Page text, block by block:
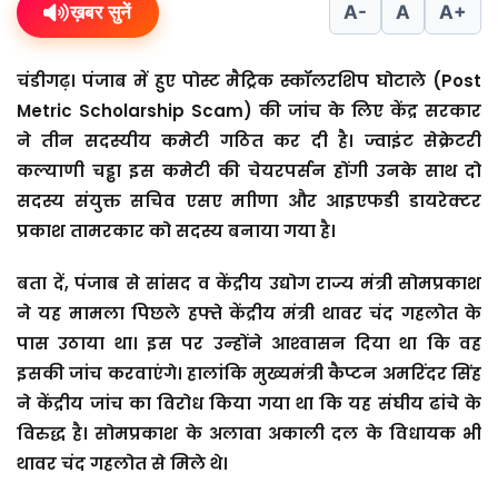
ख़बर सुनें A- A A+
चंडीगढ़। पंजाब में हुए पोस्ट मैट्रिक स्कॉलरशिप घोटाले (Post
Metric Scholarship Scam) की जांच के लिए केंद्र सरकार
ने तीन सदस्यीय कमेटी गठित कर दी है। ज्वाइंट सेक्रेटरी
कल्याणी चड्ढा इस कमेटी की चेयरपर्सन होंगी उनके साथ दो
सदस्य संयुक्त सचिव एसए माीणा और आइएफडी डायरेक्टर
प्रकाश तामरकार को सदस्य बनाया गया है।
बता दें, पंजाब से सांसद व केंद्रीय उद्योग राज्य मंत्री सोमप्रकाश
ने यह मामला पिछले हफ्ते केंद्रीय मंत्री थावर चंद गहलोत के
पास उठाया था। इस पर उन्‍होंने आश्‍वासन दिया था कि वह
इसकी जांच करवाएंगे। हालांकि मुख्यमंत्री कैप्टन अमरिंदर सिंह
ने केंद्रीय जांच का विरोध किया गया था कि यह संघीय ढांचे के
विरुद्ध है। सोमप्रकाश के अलावा अकाली दल के विधायक भी
थावर चंद गहलोत से मिले थे।